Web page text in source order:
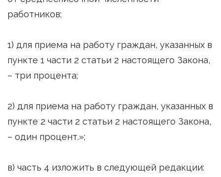
работников:
1) для приема на работу граждан, указанных в
пункте 1 части 2 статьи 2 настоящего Закона,
– три процента;
2) для приема на работу граждан, указанных в
пункте 2 части 2 статьи 2 настоящего Закона,
– один процент.»;
в) часть 4 изложить в следующей редакции: